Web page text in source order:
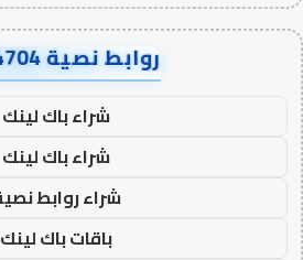
روابط نصية AA14704
شراء باك لينك
شراء باك لينك
شراء روابط
باقات باك لينك